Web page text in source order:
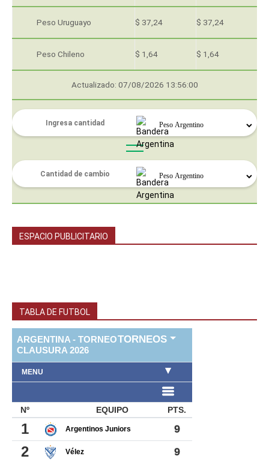
Peso Uruguayo $ 37,24 $ 37,24
Peso Chileno $ 1,64 $ 1,64
Actualizado: 07/08/2026 13:56:00
ESPACIO PUBLICITARIO
TABLA DE FUTBOL